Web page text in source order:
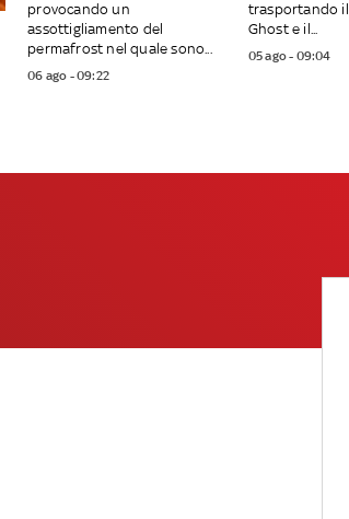
provocando un
assottigliamento del
permafrost nel quale sono...
06 ago - 09:22
trasportando
Ghost e il...
05 ago - 09:04